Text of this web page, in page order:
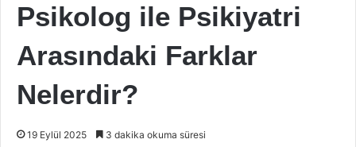
Psikolog ile Psikiyatri
Arasındaki Farklar
Nelerdir?
19 Eylül 2025 3 dakika okuma süresi